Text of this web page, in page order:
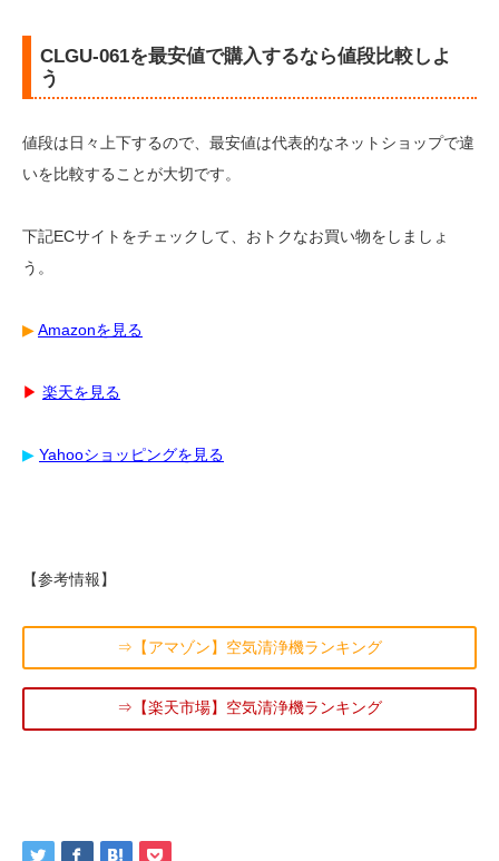
CLGU-061を最安値で購入するなら値段比較しよ
う
値段は日々上下するので、最安値は代表的なネットショップで違
いを比較することが大切です。
下記ECサイトをチェックして、おトクなお買い物をしましょ
う。
▶︎Amazonを見る
▶︎ 楽天を見る
▶︎ Yahooショッピングを見る
【参考情報】
⇒【アマゾン】空気清浄機ランキング
⇒【楽天市場】空気清浄機ランキング